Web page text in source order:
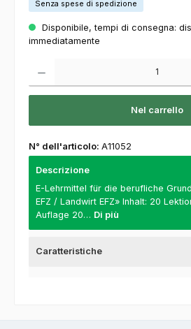
Senza spese di spedizione
Disponibile, tempi di consegna:
immediatamente
Nel carrello
N° dell'articolo: A11052
Descrizione
E-Lehrmittel für die berufliche
EFZ / Landwirt EFZ» Inhalt: 20
Auflage 20… Di più
Caratteristiche